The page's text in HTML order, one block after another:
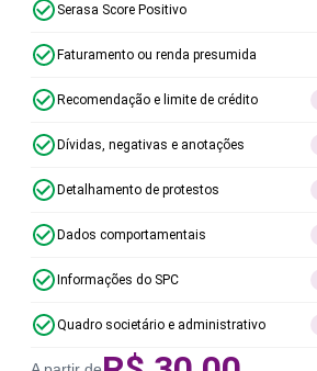
Serasa Score Positivo
Faturamento ou renda presumida
Recomendação e limite de crédito
Dívidas, negativas e anotações
Detalhamento de protestos
Dados comportamentais
Informações do SPC
Quadro societário e administrativo